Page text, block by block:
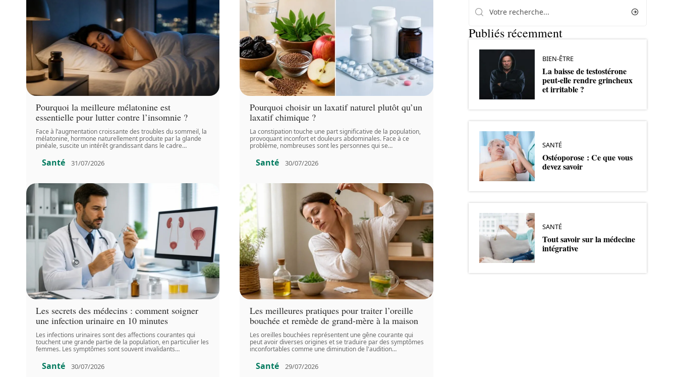
Pourquoi la meilleure mélatonine est
essentielle pour lutter contre l’insomnie ?
Face à l’augmentation croissante des troubles du sommeil, la
mélatonine, hormone naturellement produite par la glande
pinéale, suscite un intérêt grandissant dans le cadre…
Santé 31/07/2026
Pourquoi choisir un laxatif naturel plutôt qu’un
laxatif chimique ?
La constipation touche une part significative de la population,
provoquant inconfort et douleurs abdominales. Face à ce
problème, nombreuses sont les personnes qui se…
Santé 30/07/2026
Les secrets des médecins : comment soigner
une infection urinaire en 10 minutes
Les infections urinaires sont des affections courantes qui
touchent une grande partie de la population, en particulier les
femmes. Les symptômes sont souvent invalidants…
Santé 30/07/2026
Les meilleures pratiques pour traiter l’oreille
bouchée et remède de grand-mère à la maison
Les oreilles bouchées représentent une gêne courante qui
peut avoir diverses origines et se traduire par des symptômes
inconfortables comme une diminution de l'audition…
Santé 29/07/2026
Publiés récemment
BIEN-ÊTRE
La baisse de testostérone
peut-elle rendre grincheux
et irritable ?
SANTÉ
Ostéoporose : Ce que vous
devez savoir
SANTÉ
Tout savoir sur la médecine
intégrative